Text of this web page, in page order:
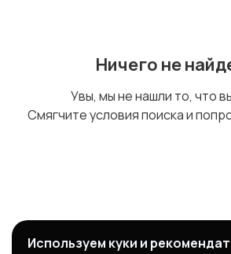
Ничего не
Увы, мы не нашли то, что
Смягчите условия поиска и
Используем куки и